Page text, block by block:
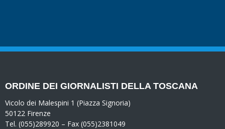
ORDINE DEI GIORNALISTI DELLA TOSCANA
Vicolo dei Malespini 1 (Piazza Signoria)
50122 Firenze
Tel. (055)289920 – Fax (055)2381049